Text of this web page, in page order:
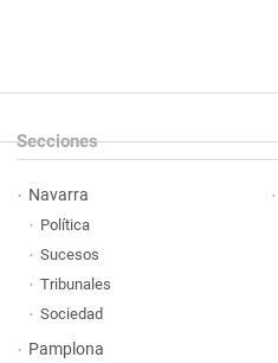
Secciones
Navarra
Política
Sucesos
Tribunales
Sociedad
Pamplona